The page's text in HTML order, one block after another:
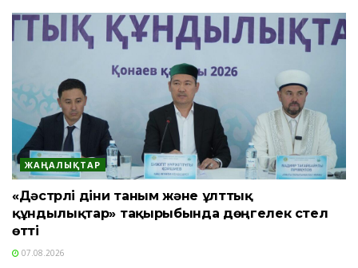
ЖАҢАЛЫҚТАР
«Дәстүрлі діни таным және ұлттық
құндылықтар» тақырыбында дөңгелек үстел
өтті
07.08.2026